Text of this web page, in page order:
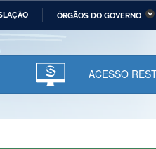
ÓRGÃOS DO GOVERNO
Ministério da Infraestrutura
Ministério da Ciência,
Tecnologia, Inovações e
Comunicações
ACESSO